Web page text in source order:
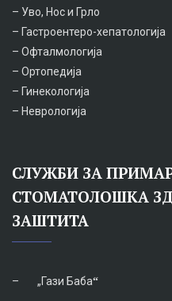
– Уво, Нос и Грло
– Гастроентеро-хепатологија
– Офталмологија
– Ортопедија
– Гинекологија
– Неврологија
СЛУЖБИ ЗА
СТОМАТОЛОШКА
ЗАШТИТА
– „Гази Баба“